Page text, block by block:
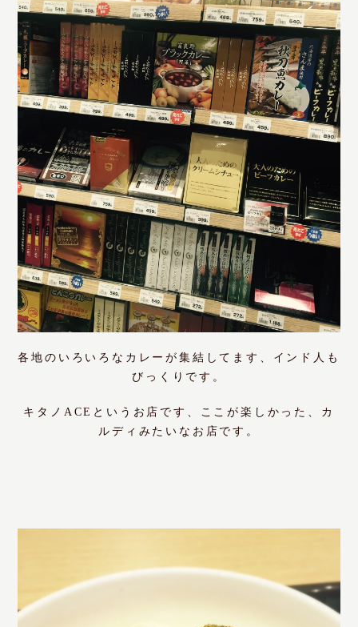
各地のいろいろなカレーが集結してます、インド人も
びっくりです。
キタノACEというお店です、ここが楽しかった、カ
ルディみたいなお店です。